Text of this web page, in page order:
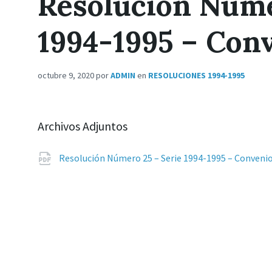
1994-1995 –
octubre 9, 2020porADMIN en RESOLUCIONES 1994-1995
Archivos Adjuntos
Resolución Número 25 – Serie 1994-1995 –